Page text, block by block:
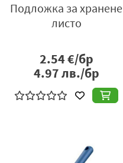
Подложка за хранене
листо
2.54€/бр
4.97лв./бр